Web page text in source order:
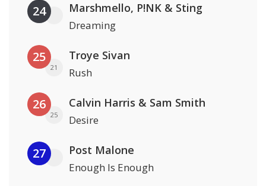
24 Marshmello, P!NK & Sting
Dreaming
25
21
Troye Sivan
Rush
26
25
Calvin Harris & Sam Smith
Desire
27 Post Malone
Enough Is Enough